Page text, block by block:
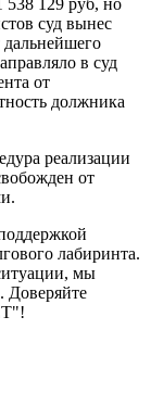
538 129 руб, но
суд вынес
в суд
от
должника
реализации
от
лабиринта.
мы
Доверяйте